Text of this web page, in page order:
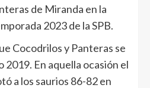
de Miranda en la
2023 de la SPB.
Cocodrilos y Panteras se
En aquella ocasión el
a los saurios 86-82 en